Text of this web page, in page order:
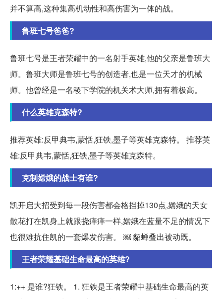
并不算高,这种集高机动性和高伤害为一体的战。
鲁班七号爸爸?
鲁班七号是王者荣耀中的一名射手英雄,他的父亲是鲁班大
师。鲁班大师是鲁班七号的创造者,也是一位天才的机械
师。他曾经是一名稷下学院的机关术大师,拥有着极高。
什么英雄克森特?
推荐英雄:反甲典韦,蒙恬,狂铁,墨子等英雄克森特。 推荐英
雄:反甲典韦,蒙恬,狂铁,墨子等英雄克森特。
克制嫦娥的战士有谁?
凯开启大招受到每一段伤害都会格挡掉130点,嫦娥的天女
散花打在凯身上就跟挠痒痒一样,嫦娥在蓝量不足的情况下
也很难抗住凯的一套爆发伤害。 ￼ 貂蝉叠出被动既。
王者荣耀基础生命最高的英雄?
1:++ 是谁?狂铁。 1. 狂铁是王者荣耀中基础生命最高的英